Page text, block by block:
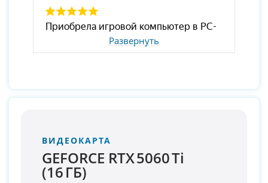
Развернуть
ВИДЕОКАРТА
GEFORCE RTX 5060 Ti
(16 ГБ)